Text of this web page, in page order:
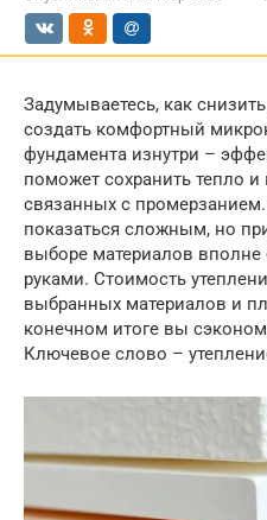
Задумываетесь, как
создать комфортный
фундамента изнутри –
поможет сохранить тепло
связанных с
показаться сложным, но
выборе материалов
руками. Стоимость
выбранных материалов и
конечном итоге вы
Ключевое слово –